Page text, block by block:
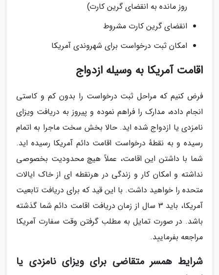
روز مانده به انقضای گرین کارت)
انقضای گرین کارت مشروط
امکان ثبت درخواست برای شهروندی آمریکا
اقامت آمریکا به وسیله ازدواج
فرض کنیم که مراحل ثبت درخواست را بدون کم و کاستی
انجام داده، مدارک را فراهم نموده و پیروز به دریافت ویزای
نامزدی یا ازدواج شده اید. حالا بخش سخت ماجرا به اتمام
رسیده و به نقطهٔ درخواست اقامت دائم آمریکا رسیده اید.
شما با داشتن این اقامت، عملاً هیچ محدودیت بخصوصی
نداشته و امکان کار و زندگی در هرنقطه ای از خاک ایالات
متحده را خواهید داشت. با این قید که برای دریافت تابعیت
آمریکا، باید 3 سال از زمان دریافت اقامت دائم شما گذشته
باشد. در صورت تمایل به مطلب گرفتن وقت سفارت آمریکا
مراجعه بفرمایید.
شرایط همسر متقاضی برای ویزای نامزدی یا